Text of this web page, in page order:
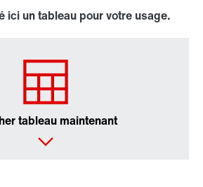
montage en armoire de
ici un tableau pour votre usage.
tableau maintenant